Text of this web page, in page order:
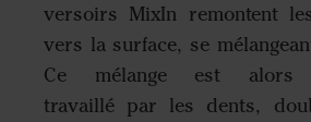
versoirs MixIn remontent
vers la surface, se
Ce mélange est alors
travaillé par les dents,